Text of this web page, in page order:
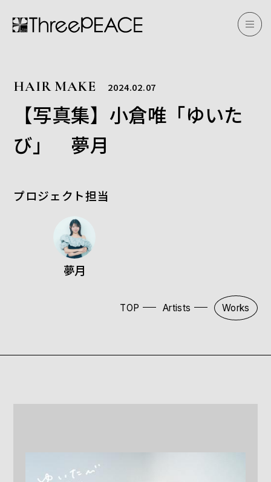
HAIR MAKE 2024.02.07
【写真集】小倉唯「ゆいた
び」 夢月
プロジェクト担当
夢月
TOP Artists Works